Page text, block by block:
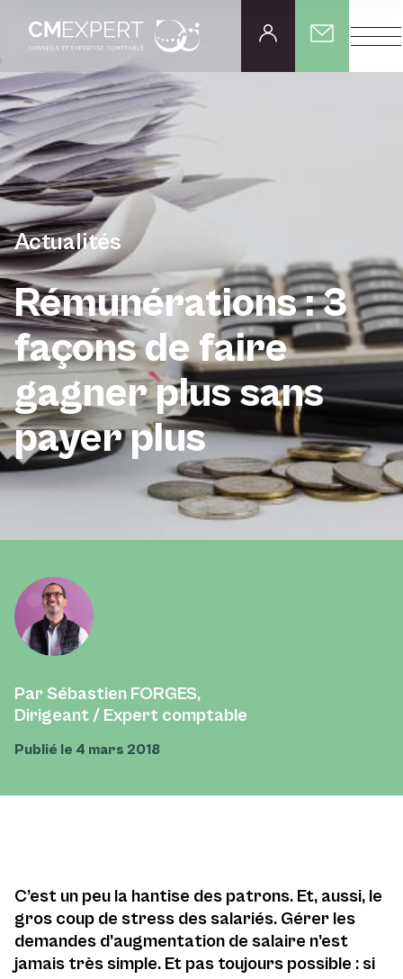
Actualités
Rémunérations : 3
façons de faire
gagner plus sans
payer plus
Par Sébastien FORGES,
Dirigeant / Expert comptable
Publié le 4 mars 2018
C’est un peu la hantise des patrons. Et, aussi, le
gros coup de stress des salariés. Gérer les
demandes d’augmentation de salaire n’est
jamais très simple. Et pas toujours possible : si